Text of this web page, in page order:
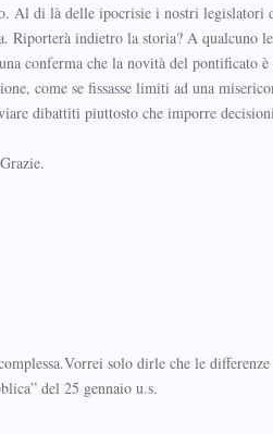
Al di là delle ipocrisie i nostri legislatori
Riporterà indietro la storia? A qualcuno
conferma che la novità del pontificato
come se fissasse limiti ad una
dibattiti piuttosto che imporre
solo dirle che le
del 25 gennaio u.s.